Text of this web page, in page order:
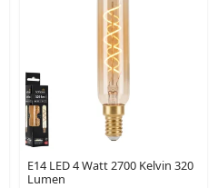
E14 LED 4 Watt 2700 Kelvin 320
Lumen